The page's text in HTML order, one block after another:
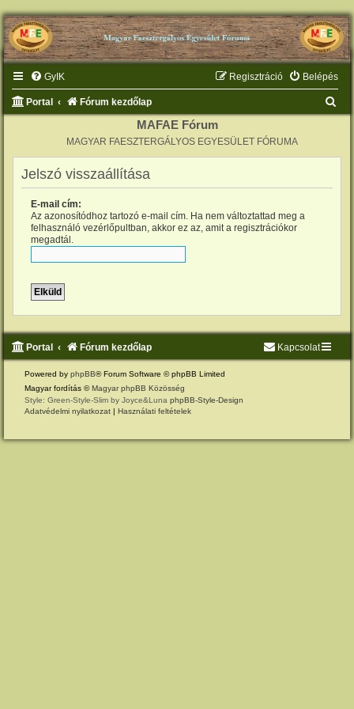
GyIK Belépés
Regisztráció
Portal Fórum kezdőlap
MAFAE Fórum
MAGYAR FAESZTERGÁLYOS EGYESÜLET FÓRUMA
Jelszó visszaállítása
E-mail cím:
Az azonosítódhoz tartozó e-mail cím. Ha nem változtattad meg a
felhasználó vezérlőpultban, akkor ez az, amit a regisztrációkor
megadtál.
Portal Fórum kezdőlap Kapcsolat
Powered by phpBB® Forum Software © phpBB Limited
Magyar fordítás ©Magyar phpBB Közösség
Style: Green-Style-Slim by Joyce&Luna phpBB-Style-Design
Adatvédelmi nyilatkozat | Használati feltételek